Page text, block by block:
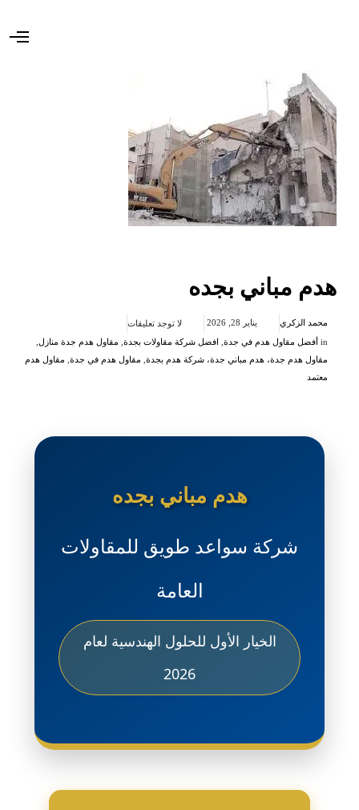
O
هدم مباني بجده
محمد الزكري يناير 28, 2026
لا توجد تعليقات
in أفضل مقاول هدم في جدة, افضل شركة مقاولات بجدة, مقاول هدم جدة منازل,
مقاول هدم جدة، هدم مباني جدة، شركة هدم بجدة, مقاول هدم في جدة, مقاول هدم
معتمد
هدم مباني بجده
شركة سواعد طويق للمقاولات
العامة
الخيار الأول للحلول الهندسية لعام
2026